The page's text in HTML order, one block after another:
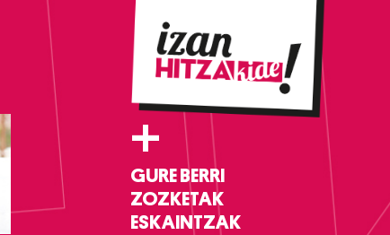
+
GURE BERRI
ZOZKETAK
ESKAINTZAK